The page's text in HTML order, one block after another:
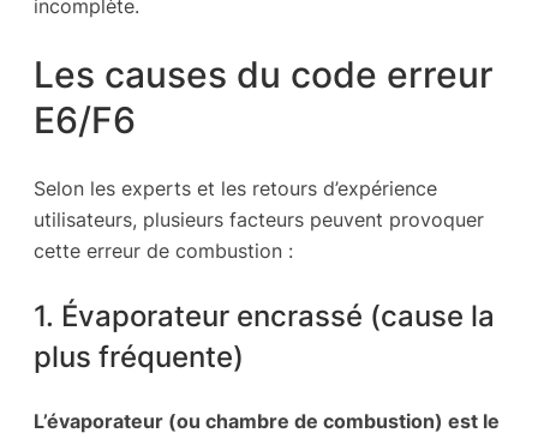
incomplète.
Les causes du code erreur
E6/F6
Selon les experts et les retours d’expérience
utilisateurs, plusieurs facteurs peuvent provoquer
cette erreur de combustion :
1. Évaporateur encrassé (cause la
plus fréquente)
L’évaporateur (ou chambre de combustion) est le